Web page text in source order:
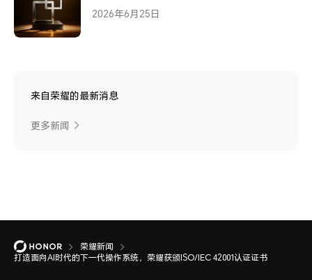
2026年6月25日
来自荣耀的最新消息
更多新闻
荣耀新闻
打造面向AI时代的下一代操作系统，荣耀获颁ISO/IEC 42001认证证书